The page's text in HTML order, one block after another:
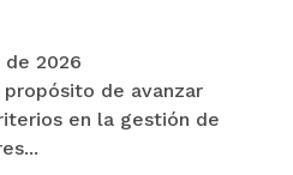
de 2026
propósito de avanzar
en la gestión de